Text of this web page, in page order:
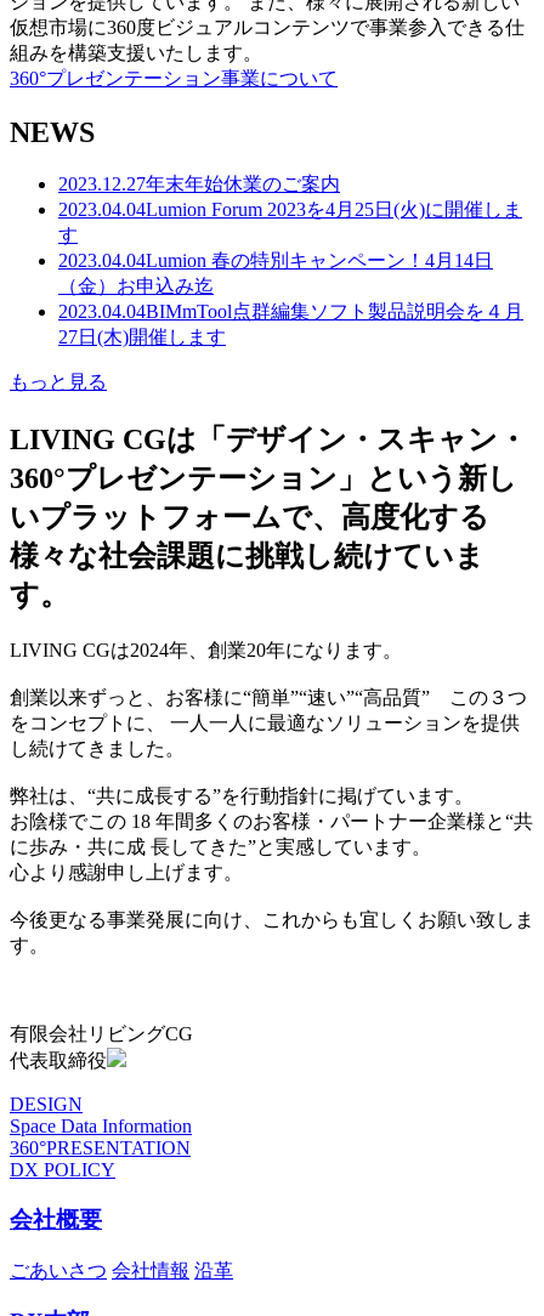
仮想市場に360度ビジュアルコンテンツで事業参入できる仕
組みを構築支援いたします。
360°プレゼンテーション事業について
NEWS
2023.12.27年末年始休業のご案内
2023.04.04Lumion Forum 2023を4月25日(火)に開催しま
す
2023.04.04Lumion 春の特別キャンペーン！4月14日
（金）お申込み迄
2023.04.04BIMmTool点群編集ソフト製品説明会を４月
27日(木)開催します
もっと見る
LIVING CGは「デザイン・スキャン・
360°プレゼンテーション」という新し
いプラットフォームで、高度化する
様々な社会課題に挑戦し続けていま
す。
LIVING CGは2024年、創業20年になります。
創業以来ずっと、お客様に“簡単”“速い”“高品質” この３つ
をコンセプトに、 一人一人に最適なソリューションを提供
し続けてきました。
弊社は、“共に成長する”を行動指針に掲げています。
お陰様でこの 18 年間多くのお客様・パートナー企業様と“共
に歩み・共に成 長してきた”と実感しています。
心より感謝申し上げます。
今後更なる事業発展に向け、これからも宜しくお願い致しま
す。
有限会社リビングCG
代表取締役
DESIGN
Space Data Information
360°PRESENTATION
DX POLICY
会社概要
ごあいさつ 会社情報 沿革